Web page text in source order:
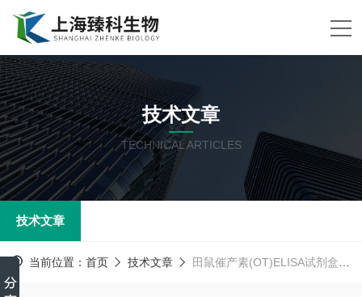
技术文章
TECHNICAL ARTICLES
技术文章
当前位置： 首页 技术文章 田鼠催产素(OT)ELISA试剂盒课题研究